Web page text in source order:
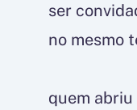
ser
no mesmo
quem